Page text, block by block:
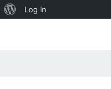
Log In